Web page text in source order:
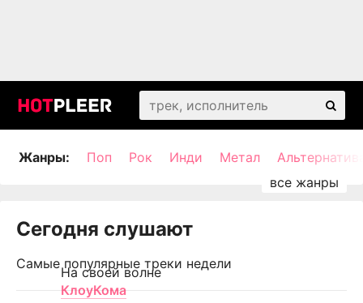
Жанры: Поп Рок Инди Метал
Сегодня слушают
Самые популярные треки недели
На своей волне
КлоуКома